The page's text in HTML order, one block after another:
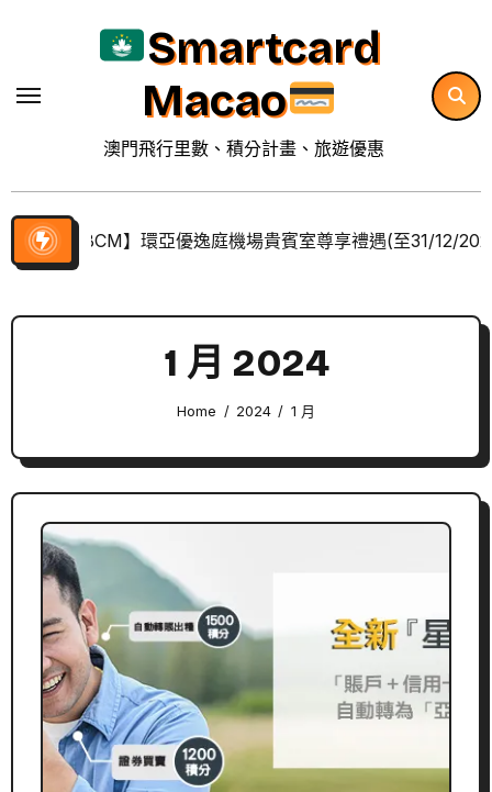
Smartcard
Macao
澳門飛行里數、積分計畫、旅遊優惠
【BCM】環亞優逸庭機場貴賓室尊享禮遇(至31/12/
1 月 2024
Home 2024 1 月